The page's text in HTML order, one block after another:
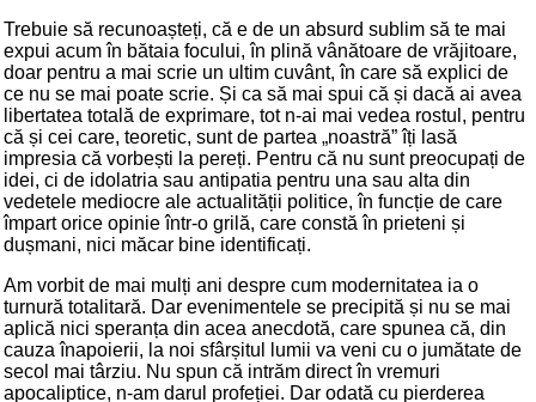
Trebuie să recunoașteți, că e de un absurd sublim să te mai
expui acum în bătaia focului, în plină vânătoare de vrăjitoare,
doar pentru a mai scrie un ultim cuvânt, în care să explici de
ce nu se mai poate scrie. Și ca să mai spui că și dacă ai avea
libertatea totală de exprimare, tot n-ai mai vedea rostul, pentru
că și cei care, teoretic, sunt de partea „noastră” îți lasă
impresia că vorbești la pereți. Pentru că nu sunt preocupați de
idei, ci de idolatria sau antipatia pentru una sau alta din
vedetele mediocre ale actualității politice, în funcție de care
împart orice opinie într-o grilă, care constă în prieteni și
dușmani, nici măcar bine identificați.
Am vorbit de mai mulți ani despre cum modernitatea ia o
turnură totalitară. Dar evenimentele se precipită și nu se mai
aplică nici speranța din acea anecdotă, care spunea că, din
cauza înapoierii, la noi sfârșitul lumii va veni cu o jumătate de
secol mai târziu. Nu spun că intrăm direct în vremuri
apocaliptice, n-am darul profeției. Dar odată cu pierderea